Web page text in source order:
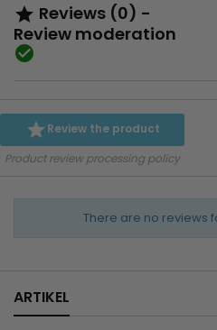
 Reviews (0) -
Review moderation

Review the product
Product review processing policy
There are no reviews
ARTIKEL